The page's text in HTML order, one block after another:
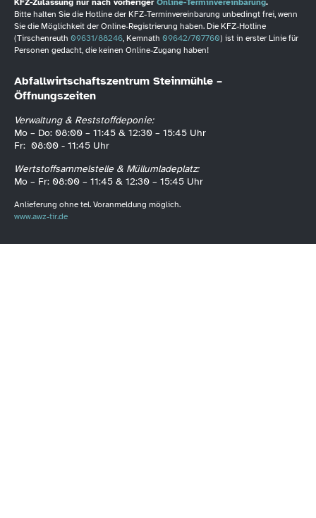
KFZ-Zulassung nur nach vorheriger Online-Terminvereinbarung.
Bitte halten Sie die Hotline der KFZ-Terminvereinbarung unbedingt frei, wenn
Sie die Möglichkeit der Online-Registrierung haben. Die KFZ-Hotline
(Tirschenreuth 09631/88246, Kemnath 09642/707760) ist in erster Linie für
Personen gedacht, die keinen Online-Zugang haben!
Abfallwirtschaftszentrum Steinmühle –
Öffnungszeiten
Verwaltung & Reststoffdeponie:
Mo – Do: 08:00 – 11:45 & 12:30 – 15:45 Uhr
Fr: 08:00 - 11:45 Uhr
Wertstoffsammelstelle & Müllumladeplatz:
Mo – Fr: 08:00 – 11:45 & 12:30 – 15:45 Uhr
Anlieferung ohne tel. Voranmeldung möglich.
www.awz-tir.de